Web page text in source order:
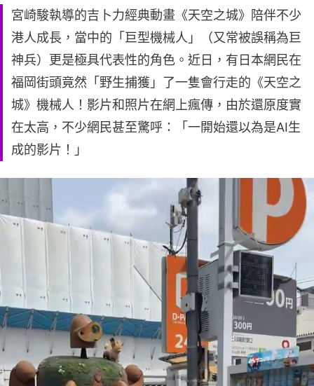
宮崎駿執導的吉卜力經典動畫《天空之城》陪伴不少
港人成長，當中的「巨型機械人」（又常被誤稱為巨
神兵）更是極具代表性的角色。近日，有日本網民在
福岡街頭竟然「野生捕獲」了一隻會行走的《天空之
城》機械人！影片和照片在網上瘋傳，由於還原度實
在太高，不少網民甚至驚呼：「一開始還以為是AI生
成的影片！」